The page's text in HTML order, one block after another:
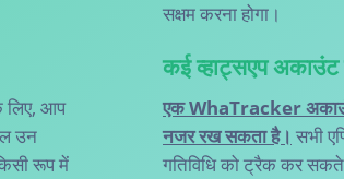
सक्षम करना होगा।
लिए, आप
उन
रूप में
कई व्हाट्सएप
एक WhaTracker
नजर रख सकता है। सभी
गतिविधि को ट्रैक कर